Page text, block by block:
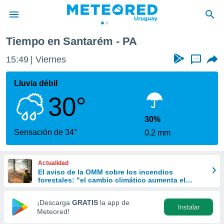
de
ha
para
que se
calidad.
a este
las
y
forma
digital
basada
Tiempo en Santarém - PA
15:49 Viernes ...
Lluvia débil
30°
Sensación de 34°
30%
0.2 mm
Actualidad
El aviso de la OMM sobre los incendios
forestales: "el cambio climático aumenta el
¡Descarga GRATIS la app de
Meteored!
Instalar